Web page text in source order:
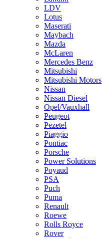
LDV
Lotus
Maserati
Maybach
Mazda
McLaren
Mercedes Benz
Mitsubishi
Mitsubishi Motors
Nissan
Nissan Diesel
Opel/Vauxhall
Peugeot
Pezetel
Piaggio
Pontiac
Porsche
Power Solutions
Poyaud
PSA
Puch
Puma
Renault
Roewe
Rolls Royce
Rover